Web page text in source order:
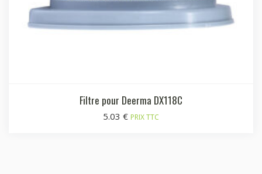
Filtre pour Deerma DX118C
5.03 € PRIX TTC